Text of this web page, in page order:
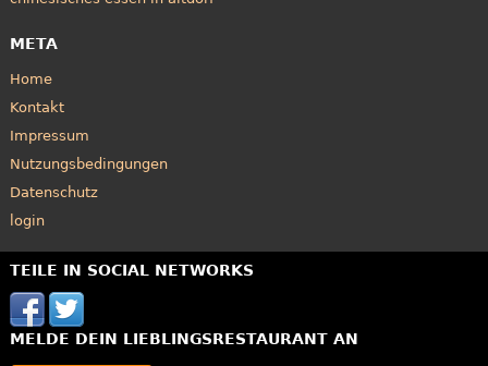
META
Home
Kontakt
Impressum
Nutzungsbedingungen
Datenschutz
login
TEILE IN SOCIAL NETWORKS
MELDE DEIN LIEBLINGSRESTAURANT AN